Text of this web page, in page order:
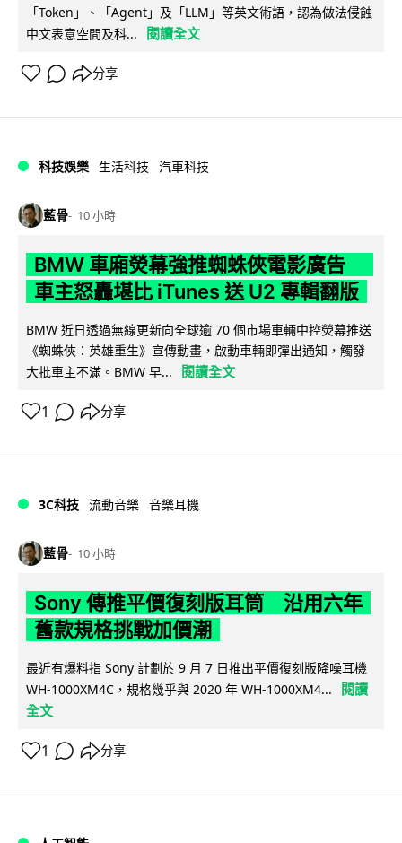
「Token」、「Agent」及「LLM」等英文術語，認為做法侵蝕
中文表意空間及科...
閱讀全文
分享
科技娛樂 生活科技 汽車科技
藍骨 10 小時
BMW 車廂熒幕強推蜘蛛俠電影廣告
車主怒轟堪比 iTunes 送 U2 專輯翻版
BMW 近日透過無線更新向全球逾 70 個市場車輛中控熒幕推送
《蜘蛛俠：英雄重生》宣傳動畫，啟動車輛即彈出通知，觸發
大批車主不滿。BMW 早...
閱讀全文
1 分享
3C科技 流動音樂 音樂耳機
藍骨 10 小時
Sony 傳推平價復刻版耳筒 沿用六年
舊款規格挑戰加價潮
最近有爆料指 Sony 計劃於 9 月 7 日推出平價復刻版降噪耳機
WH-1000XM4C，規格幾乎與 2020 年 WH-1000XM4...
閱讀
全文
1 分享